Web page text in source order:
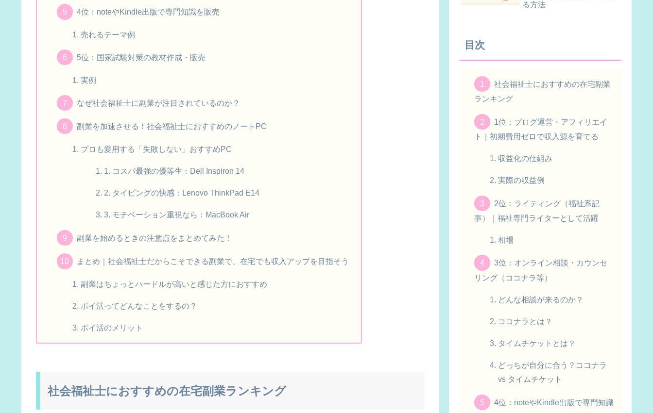
4位：noteやKindle出版で専門知識を販売
売れるテーマ例
5位：国家試験対策の教材作成・販売
実例
なぜ社会福祉士に副業が注目されているのか？
副業を加速させる！社会福祉士におすすめのノートPC
プロも愛用する「失敗しない」おすすめPC
1. コスパ最強の優等生：Dell Inspiron 14
2. タイピングの快感：Lenovo ThinkPad E14
3. モチベーション重視なら：MacBook Air
副業を始めるときの注意点をまとめてみた！
まとめ｜社会福祉士だからこそできる副業で、在宅でも収入アップを目指そう
副業はちょっとハードルが高いと感じた方におすすめ
ポイ活ってどんなことをするの？
ポイ活のメリット
社会福祉士におすすめの在宅副業ランキング
る方法
目次
社会福祉士におすすめの在宅副業
ランキング
1位：ブログ運営・アフィリエイ
ト｜初期費用ゼロで収入源を育てる
収益化の仕組み
実際の収益例
2位：ライティング（福祉系記
事）｜福祉専門ライターとして活躍
相場
3位：オンライン相談・カウンセ
リング（ココナラ等）
どんな相談が来るのか？
ココナラとは？
タイムチケットとは？
どっちが自分に合う？ココナラ
vs タイムチケット
4位：noteやKindle出版で専門知識